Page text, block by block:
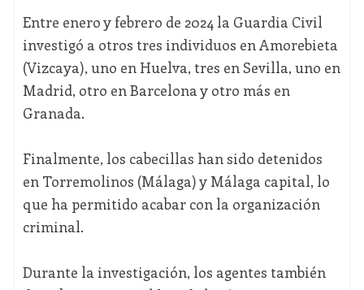
Entre enero y febrero de 2024 la Guardia Civil
investigó a otros tres individuos en Amorebieta
(Vizcaya), uno en Huelva, tres en Sevilla, uno en
Madrid, otro en Barcelona y otro más en
Granada.
Finalmente, los cabecillas han sido detenidos
en Torremolinos (Málaga) y Málaga capital, lo
que ha permitido acabar con la organización
criminal.
Durante la investigación, los agentes también